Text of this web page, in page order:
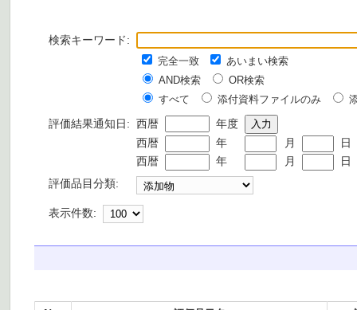
検索キーワード:
完全一致
あいまい検索
AND検索
OR検索
すべて
添付資料ファイルのみ
評価結果通知日: 西暦
年度
西暦
年 月
日
西暦
年 月
日
評価品目分類:
表示件数: